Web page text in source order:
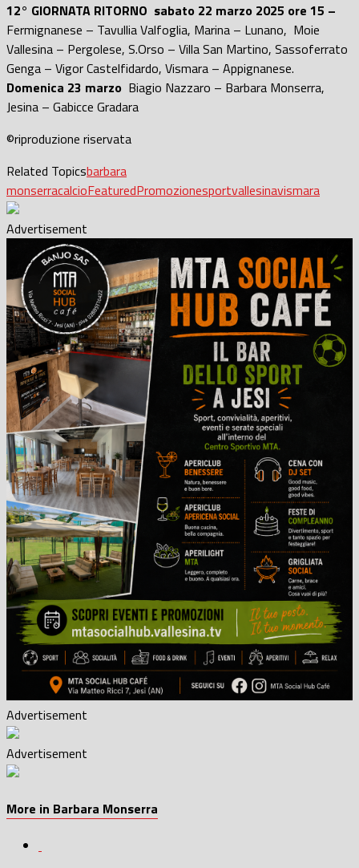
12° GIORNATA RITORNO sabato 22 marzo 2025 ore 15 –
Fermignanese – Tavullia Valfoglia, Marina – Lunano, Moie
Vallesina – Pergolese, S.Orso – Villa San Martino, Sassoferrato
Genga – Vigor Castelfidardo, Vismara – Appignanese.
Domenica 23 marzo Biagio Nazzaro – Barbara Monserra,
Jesina – Gabicce Gradara
©riproduzione riservata
Related Topicsbarbara
monserracalcioFeaturedPromozionesportvallesinavismara
Advertisement
Advertisement
Advertisement
More in Barbara Monserra